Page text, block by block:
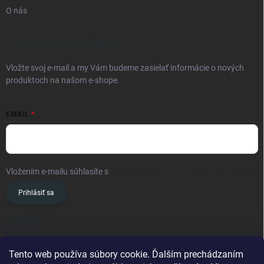
Tento web používa súbory cookie. Ďalším prechádzaním
O nás
Vložte svoj e-mail a my Vám budeme zasielať informácie o nových
produktoch na našom e-shope.
EMAIL
Vložením e-mailu súhlasíte s
Prihlásiť sa
@ oslavanslovakia.sk